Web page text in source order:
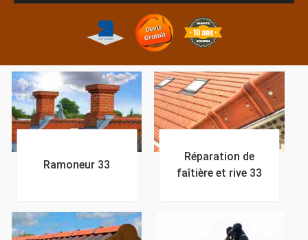
Ramoneur 33
Réparation de
faîtière et rive 33